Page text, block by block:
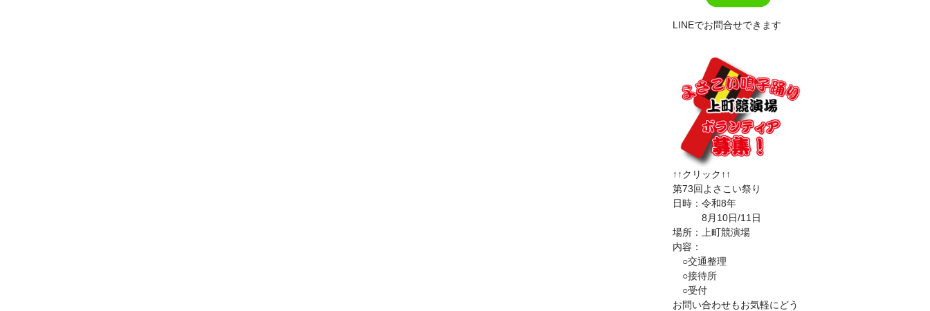
LINEでお問合せできます
↑↑クリック↑↑
第73回よさこい祭り
日時：令和8年
8月10日/11日
場所：上町競演場
内容：
○交通整理
○接待所
○受付
お問い合わせもお気軽にどう